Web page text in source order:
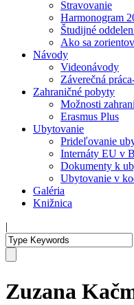
Stravovanie
Harmonogram
Študijné
Ako sa
Návody
Videonávody
Záverečná
Zahraničné pobyty
Možnosti
Erasmus Plus
Ubytovanie
Prideľovanie
Internáty EU v
Dokumenty k
Ubytovanie v
Galéria
Knižnica
|
Zuzana